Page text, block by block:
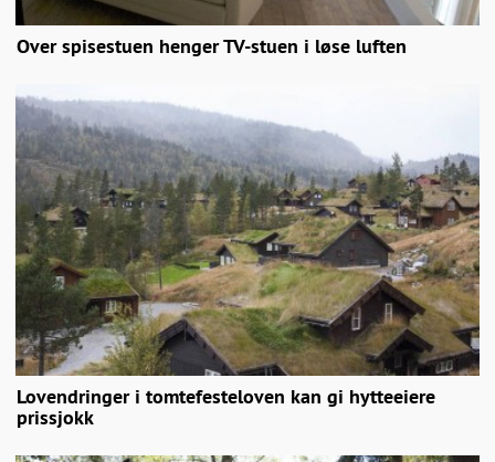
Over spisestuen henger TV-stuen i løse luften
Lovendringer i tomtefesteloven kan gi hytteeiere
prissjokk